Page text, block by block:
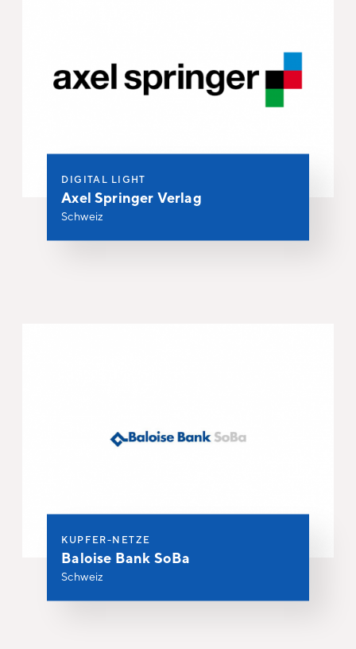
DIGITAL LIGHT
Axel Springer Verlag
Schweiz
KUPFER-NETZE
Baloise Bank SoBa
Schweiz